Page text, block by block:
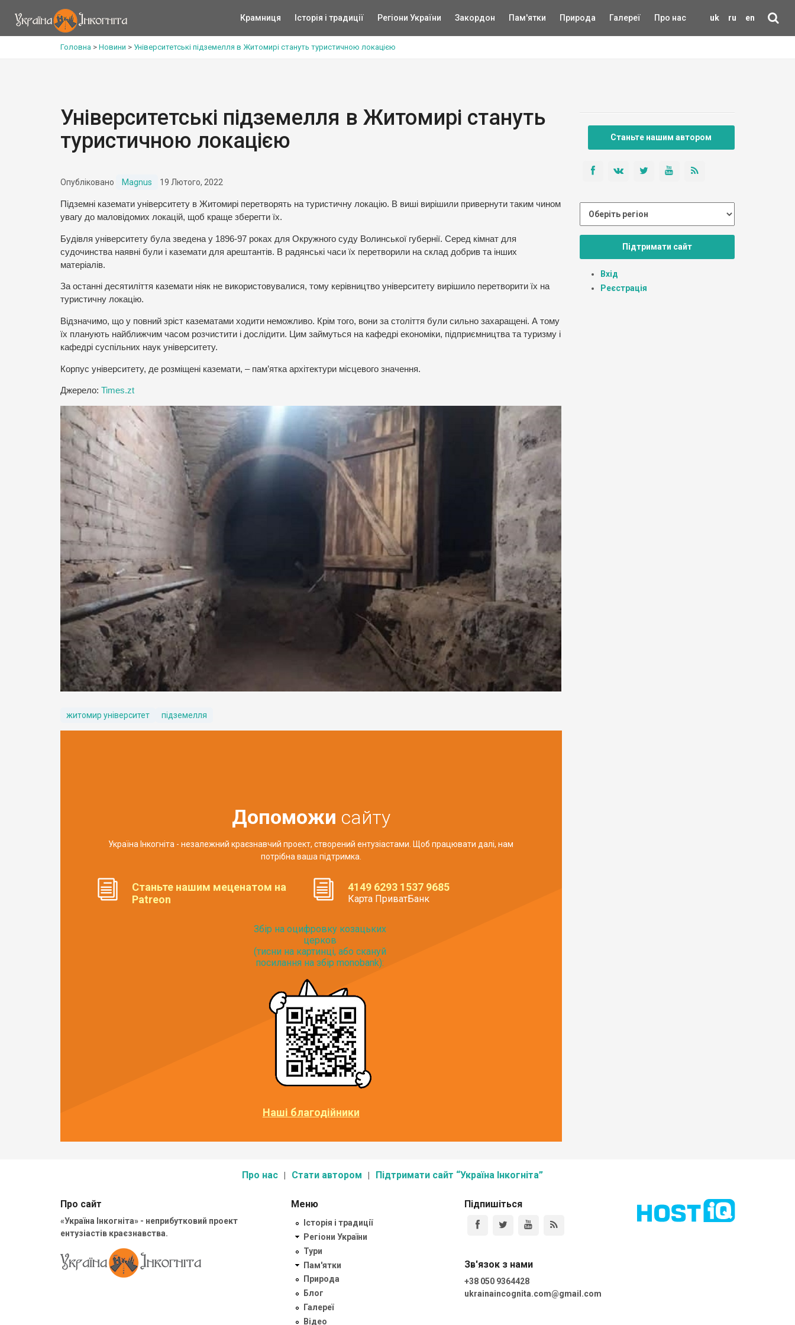
uk ru en
Крамниця Історія і традиції Регіони України Закордон Пам'ятки Природа Галереї Про нас
Головна > Новини > Університетські підземелля в Житомирі стануть туристичною локацією
Університетські підземелля в Житомирі стануть
туристичною локацією
Опубліковано Magnus 19 Лютого, 2022
Підземні каземати університету в Житомирі перетворять на туристичну локацію. В виші вирішили привернути таким чином
увагу до маловідомих локацій, щоб краще зберегти їх.
Будівля університету була зведена у 1896-97 роках для Окружного суду Волинської губернії. Серед кімнат для
судочинства наявні були і каземати для арештантів. В радянські часи їх перетворили на склад добрив та інших
матеріалів.
За останні десятиліття каземати ніяк не використовувалися, тому керівництво університету вирішило перетворити їх на
туристичну локацію.
Відзначимо, що у повний зріст казематами ходити неможливо. Крім того, вони за століття були сильно захаращені. А тому
їх планують найближчим часом розчистити і дослідити. Цим займуться на кафедрі економіки, підприємництва та туризму і
кафедрі суспільних наук університету.
Корпус університету, де розміщені каземати, – пам’ятка архітектури місцевого значення.
Джерело: Times.zt
житомир університет підземелля
Допоможи сайту
Україна Інкогніта - незалежний краєзнавчий проект, створений ентузіастами. Щоб працювати далі, нам
потрібна ваша підтримка.
Станьте нашим меценатом на
Patreon
4149 6293 1537 9685
Карта ПриватБанк
Збір на оцифровку козацьких
церков
(тисни на картинці, або скануй
посилання на збір monobank):
Наші благодійники
Станьте нашим автором
Підтримати сайт
Вхід
Реєстрація
Про нас Стати автором Підтримати сайт “Україна Інкогніта”
Про сайт
«Україна Інкогніта» - неприбутковий проект
ентузіастів краєзнавства.
Меню
Історія і традиції
Регіони України
Тури
Пам'ятки
Природа
Блог
Галереї
Відео
Підпишіться
Зв'язок з нами
+38 050 9364428
ukrainaincognita.com@gmail.com